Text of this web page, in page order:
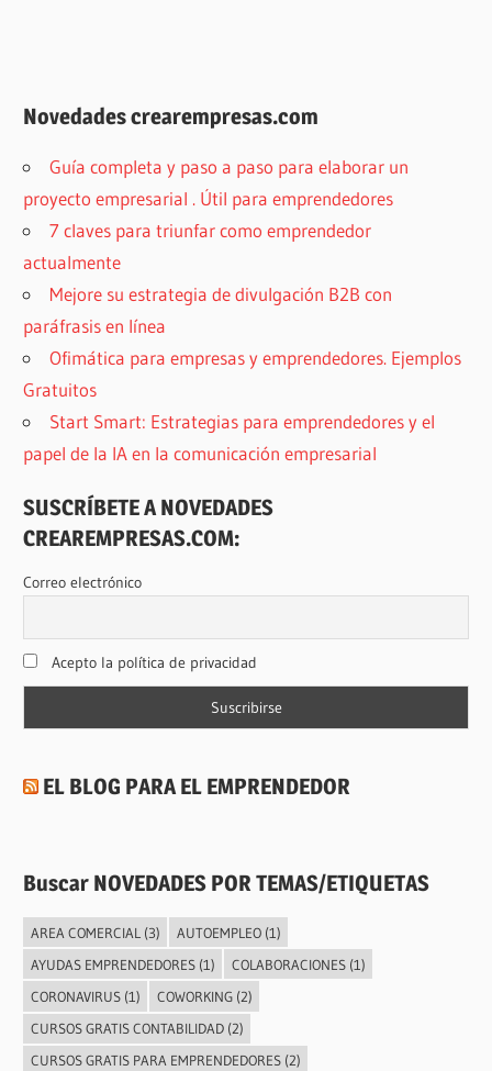
Novedades crearempresas.com
Guía completa y paso a paso para elaborar un
proyecto empresarial . Útil para emprendedores
7 claves para triunfar como emprendedor
actualmente
Mejore su estrategia de divulgación B2B con
paráfrasis en línea
Ofimática para empresas y emprendedores. Ejemplos
Gratuitos
Start Smart: Estrategias para emprendedores y el
papel de la IA en la comunicación empresarial
SUSCRÍBETE A NOVEDADES
CREAREMPRESAS.COM:
Correo electrónico
Acepto la política de privacidad
EL BLOG PARA EL EMPRENDEDOR
Buscar NOVEDADES POR TEMAS/ETIQUETAS
AREA COMERCIAL (3) AUTOEMPLEO(1)
AYUDAS EMPRENDEDORES(1) COLABORACIONES(1)
CORONAVIRUS(1) COWORKING(2)
CURSOS GRATIS CONTABILIDAD(2)
CURSOS GRATIS PARA EMPRENDEDORES(2)